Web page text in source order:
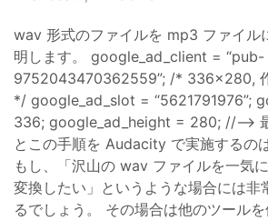
wav 形式のファイルを mp3 ファイル
明します。 google_ad_client = “pub-
9752043470362559”; /* 336x280,
*/ google_ad_slot = “5621791976”;
336; google_ad_height = 280; //–>
とこの手順を Audacity で実施するの
もし、「沢山の wav ファイルを一気
変換したい」というような場合には非
るでしょう。 その場合は他のツール